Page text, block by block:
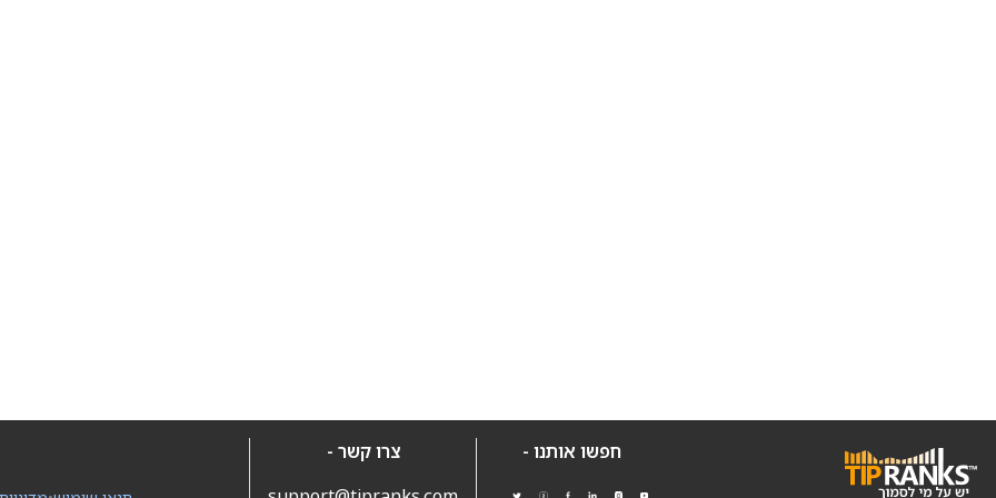
חפשו אותנו -
צרו קשר -